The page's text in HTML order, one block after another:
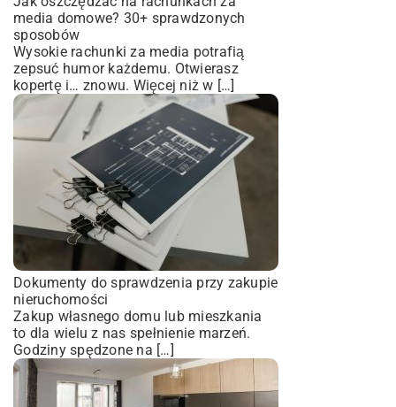
media domowe? 30+ sprawdzonych
sposobów
Wysokie rachunki za media potrafią
zepsuć humor każdemu. Otwierasz
kopertę i… znowu. Więcej niż w […]
Dokumenty do sprawdzenia przy zakupie
nieruchomości
Zakup własnego domu lub mieszkania
to dla wielu z nas spełnienie marzeń.
Godziny spędzone na […]